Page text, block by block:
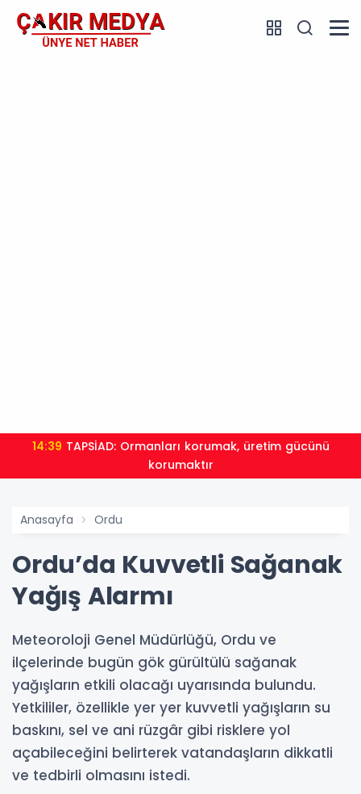
14:39
korumaktır
Anasayfa Ordu
Ordu’da Kuvvetli Sağanak
Yağış Alarmı
Meteoroloji Genel Müdürlüğü, Ordu ve
ilçelerinde bugün gök gürültülü sağanak
yağışların etkili olacağı uyarısında bulundu.
Yetkililer, özellikle yer yer kuvvetli yağışların su
baskını, sel ve ani rüzgâr gibi risklere yol
açabileceğini belirterek vatandaşların dikkatli
ve tedbirli olmasını istedi.